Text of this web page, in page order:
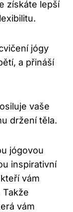
získáte lepší
jógy
a přináší
vaše
držení těla.
jógovou
inspirativní
vám
Takže
vám